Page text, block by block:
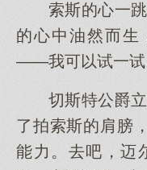
索斯的心一
的心中油然而生
——我可以试一试
切斯特公爵
了拍索斯的肩膀
能力。去吧，迈